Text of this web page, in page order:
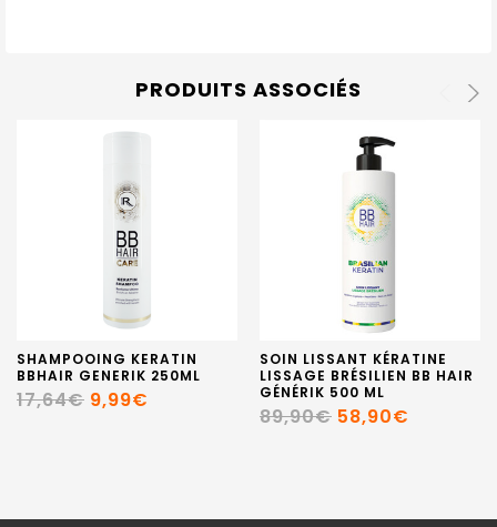
PRODUITS ASSOCIÉS
SHAMPOOING KERATIN
BBHAIR GENERIK 250ML
17,64€ 9,99€
SOIN LISSANT KÉRATINE
LISSAGE BRÉSILIEN BB HAIR
GÉNÉRIK 500 ML
89,90€ 58,90€